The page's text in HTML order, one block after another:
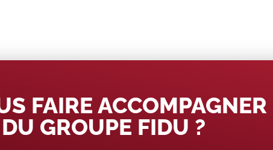
FAIRE ACCOMPAGNER
GROUPE FIDU ?